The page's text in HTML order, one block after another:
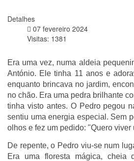
Detalhes
07 fevereiro 2024
Visitas: 1381
Era uma vez, numa aldeia
António. Ele tinha 11 anos e
enquanto brincava no jardim,
no chão. Era uma pedra brilhante
tinha visto antes. O Pedro pegou
sentiu uma energia especial. Sem
olhos e fez um pedido: "Quero
De repente, o Pedro viu-se num
Era uma floresta mágica, cheia